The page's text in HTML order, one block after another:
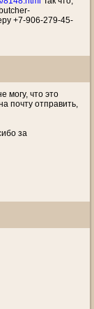
+7-906-279-45-
могу, что это
почту отправить,
за